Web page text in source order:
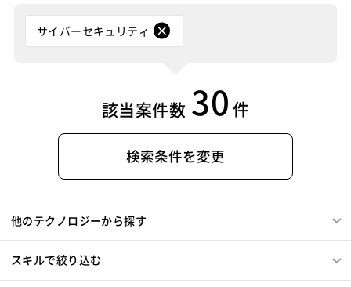
サイバーセキュリティ
該当案件数 30 件
検索条件を変更
他のテクノロジーから探す
スキルで絞り込む